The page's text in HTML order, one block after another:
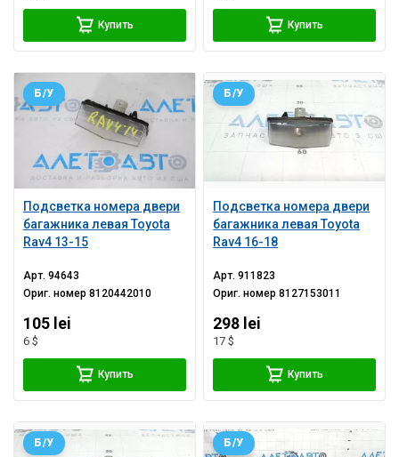
Купить Купить
Подсветка номера двери
багажника левая Toyota
Rav4 13-15
Б/У
Арт.94643
Ориг. номер8120442010
105 lei
6 $
Купить
Подсветка номера двери
багажника левая Toyota
Rav4 16-18
Б/У
Арт.911823
Ориг. номер8127153011
298 lei
17 $
Купить
Б/У Б/У